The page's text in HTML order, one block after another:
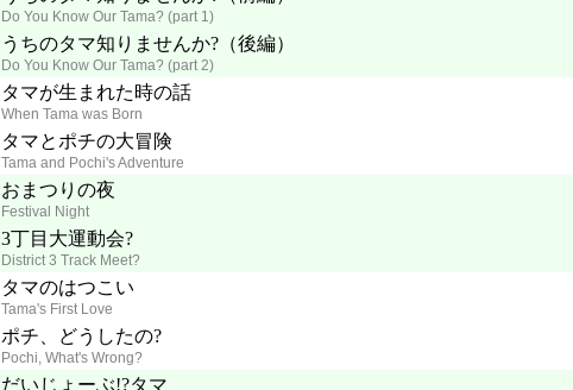
Do You Know Our Tama? (part 1)
うちのタマ知りませんか?（後編）
Do You Know Our Tama? (part 2)
タマが生まれた時の話
When Tama was Born
タマとポチの大冒険
Tama and Pochi's Adventure
おまつりの夜
Festival Night
3丁目大運動会?
District 3 Track Meet?
タマのはつこい
Tama's First Love
ポチ、どうしたの?
Pochi, What's Wrong?
だいじょーぶ!?タマ